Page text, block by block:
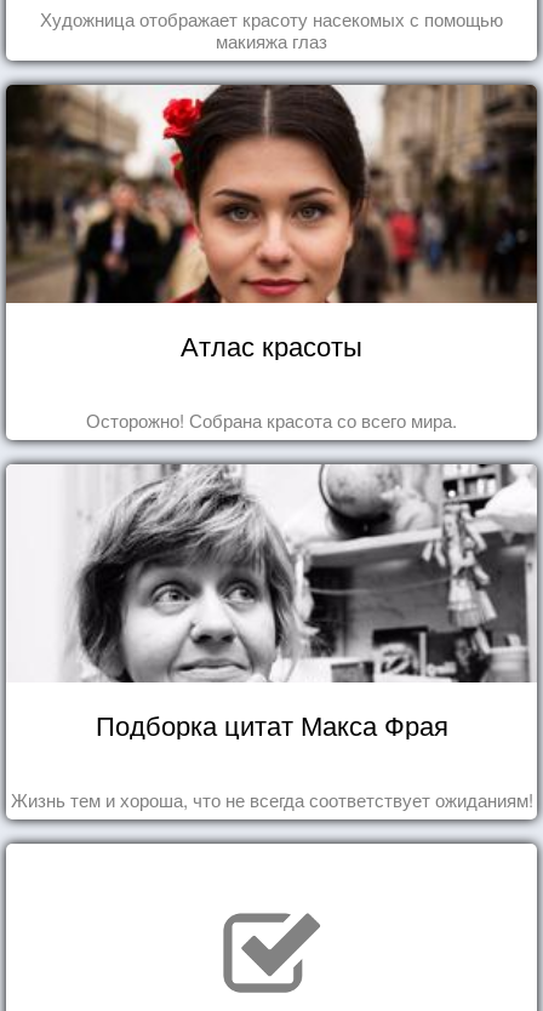
Художница отображает красоту насекомых с помощью
макияжа глаз
Атлас красоты
Осторожно! Собрана красота со всего мира.
Подборка цитат Макса Фрая
Жизнь тем и хороша, что не всегда соответствует ожиданиям!